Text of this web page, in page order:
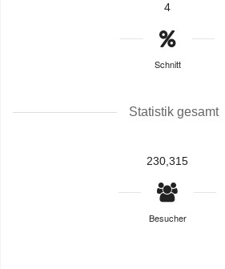
4
Schnitt
Statistik gesamt
230,315
Besucher